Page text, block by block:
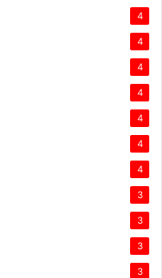
4
4
4
4
4
4
4
3
3
3
3